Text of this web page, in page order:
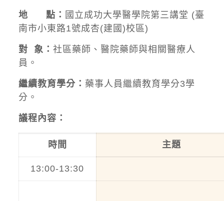
地 點： 國立成功大學醫學院第三講堂 (臺
南市小東路1號成杏(建國)校區)
對 象： 社區藥師、醫院藥師與相關醫療人
員。
繼續教育學分： 藥事人員繼續教育學分3學
分。
議程內容：
時間 主題
13:00-13:30